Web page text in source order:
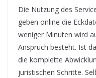
Die Nutzung des
geben online die
weniger Minuten wird
Anspruch besteht. Ist
die komplette
juristischen Schritte.